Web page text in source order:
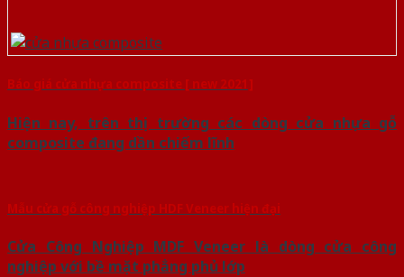
Báo giá cửa nhựa composite [ new 2021]
Hiện nay, trên thị trường các dòng cửa nhựa gỗ
composite đang dần chiếm lĩnh
Mẫu cửa gỗ công nghiệp HDF Veneer hiện đại
Cửa Công Nghiệp MDF Veneer là dòng cửa công
nghiệp với bề mặt phẳng phủ lớp